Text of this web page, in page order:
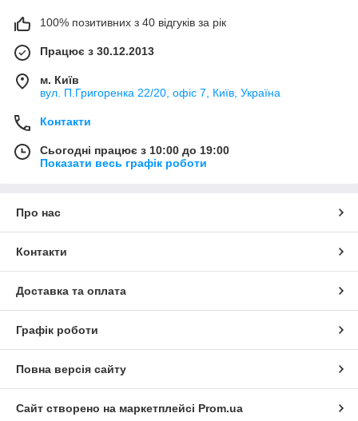
100% позитивних з 40 відгуків за рік
Працює з 30.12.2013
м. Київ
вул. П.Григоренка 22/20, офіс 7, Київ, Україна
Контакти
Сьогодні працює з 10:00 до 19:00
Показати весь графік роботи
Про нас
Контакти
Доставка та оплата
Графік роботи
Повна версія сайту
Сайт створено на маркетплейсі Prom.ua